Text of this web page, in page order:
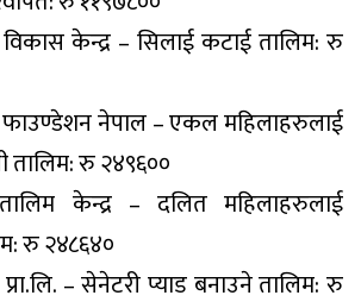
विकास केन्द्र – सिलाई कटाई तालिम: रु
फाउण्डेशन नेपाल – एकल महिलाहरुलाई
रु २४९६००
केन्द्र – दलित महिलाहरुलाई
रु २४८६४०
– सेनेटरी प्याड बनाउने तालिम: रु